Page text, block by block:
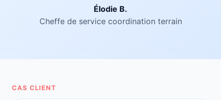
Élodie B.
Cheffe de service coordination terrain
CAS CLIENT